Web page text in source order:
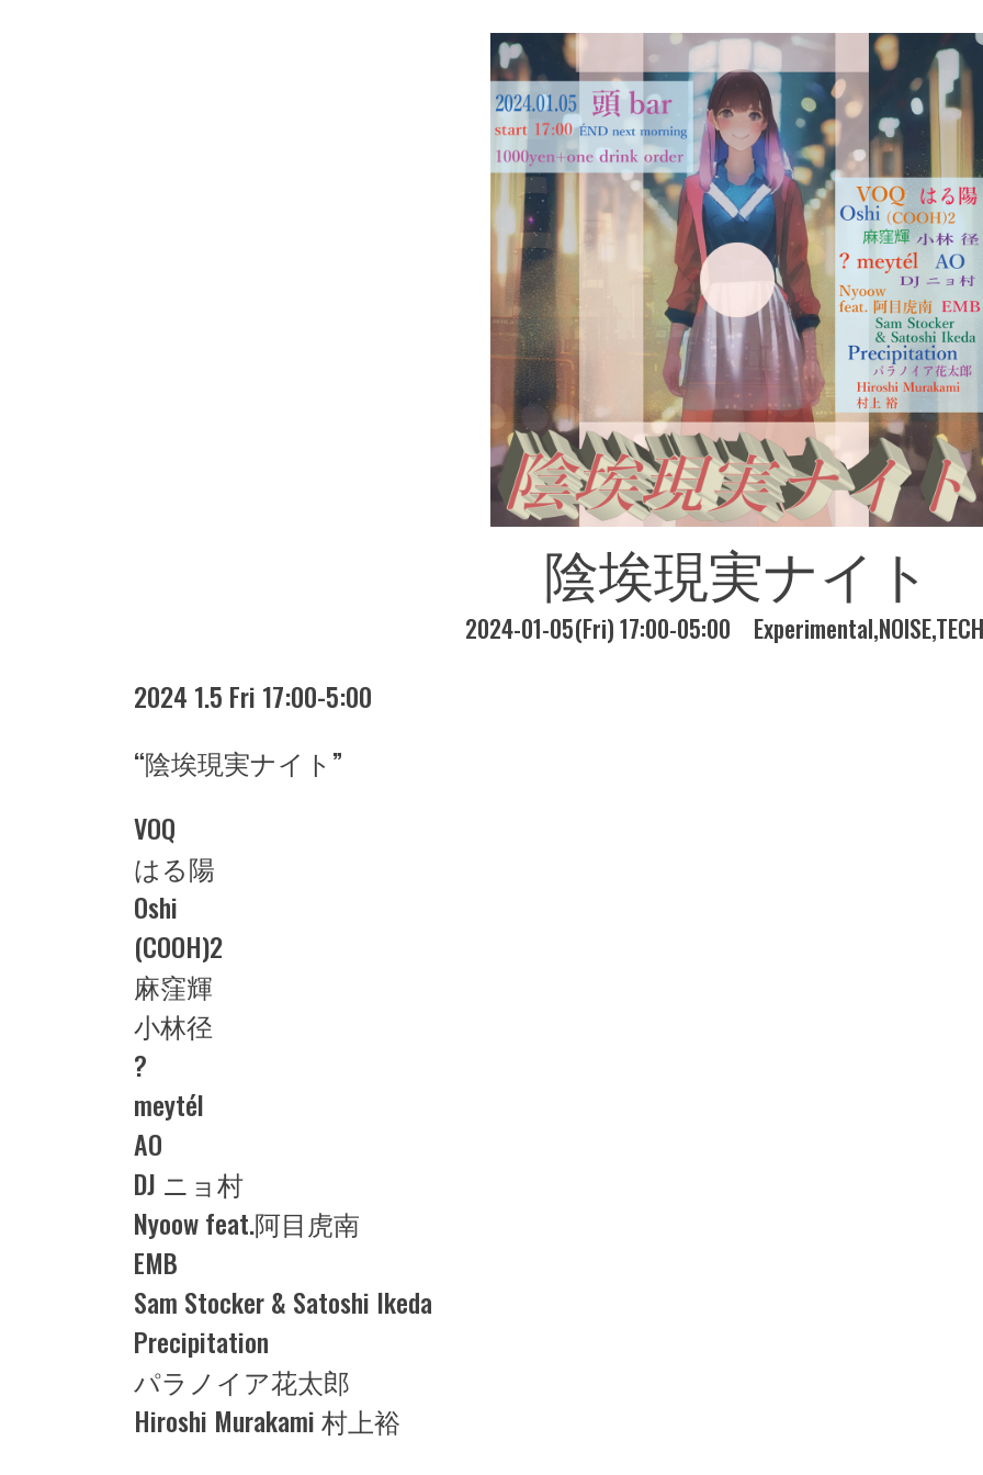
陰埃現実ナイト
2024-01-05(Fri) 17:00-05:00 Experimental NOISE
2024 1.5 Fri 17:00-5:00
“陰埃現実ナイト”
VOQ
はる陽
Oshi
(COOH)2
麻窪輝
小林径
?
meytél
AO
DJ ニョ村
Nyoow feat.阿目虎南
EMB
Sam Stocker & Satoshi Ikeda
Precipitation
パラノイア花太郎
Hiroshi Murakami 村上裕